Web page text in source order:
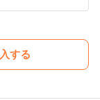
する